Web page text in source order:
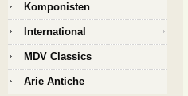
Komponisten
International
MDV Classics
Arie Antiche